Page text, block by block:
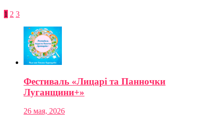
1 2 3
Фестиваль «Лицарі та Панночки
Луганщини+»
26 мая, 2026